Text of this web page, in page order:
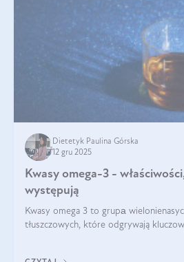
Dietetyk Paulina Górska
12 gru 2025
Kwasy omega-3 -
występują
Kwasy omega 3 to grupа
tłuszczowych, które odgrywają